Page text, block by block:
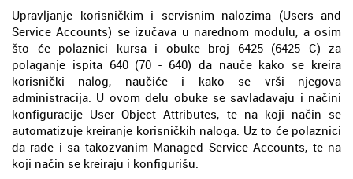
Upravljanje korisničkim i servisnim nalozima (Users and
Service Accounts) se izučava u narednom modulu, a osim
što će polaznici kursa i obuke broj 6425 (6425 C) za
polaganje ispita 640 (70 - 640) da nauče kako se kreira
korisnički nalog, naučiće i kako se vrši njegova
administracija. U ovom delu obuke se savladavaju i načini
konfiguracije User Object Attributes, te na koji način se
automatizuje kreiranje korisničkih naloga. Uz to će polaznici
da rade i sa takozvanim Managed Service Accounts, te na
koji način se kreiraju i konfigurišu.